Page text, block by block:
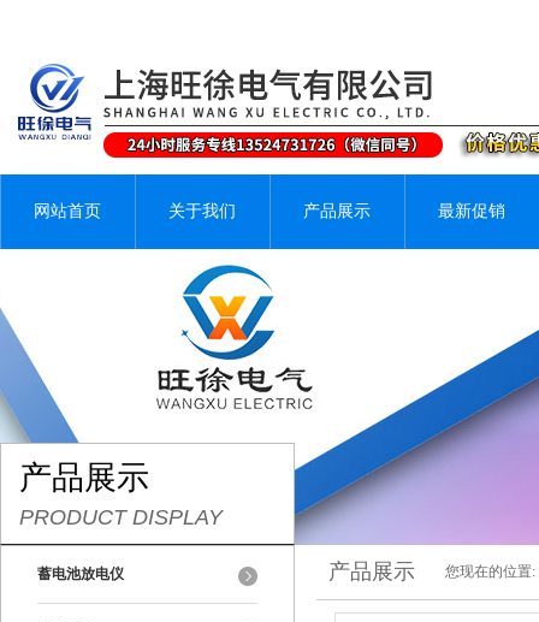
网站首页 关于我们 产品展示 最新促销
产品展示
PRODUCT DISPLAY
蓄电池放电仪 产品展示 您现在的位置: